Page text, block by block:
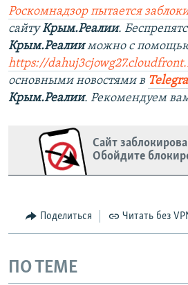
Роскомнадзор пытается
сайтуКрым.Реалии.
Крым.Реалииможно с
https://
основными новостями в
Крым.Реалии. Рекомендуем
Сайт
Обойдите
Поделиться Читать без
ПО ТЕМЕ